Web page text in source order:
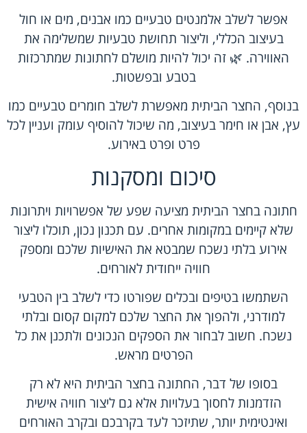
אפשר לשלב אלמנטים טבעיים כמו אבנים, מים או חול
בעיצוב הכללי, וליצור תחושת טבעיות שמשלימה את
האווירה. 🌿 זה יכול להיות מושלם לחתונות שמתרכזות
בטבע ובפשטות.
בנוסף, החצר הביתית מאפשרת לשלב חומרים טבעיים כמו
עץ, אבן או חימר בעיצוב, מה שיכול להוסיף עומק ועניין לכל
פרט ופרט באירוע.
סיכום ומסקנות
חתונה בחצר הביתית מציעה שפע של אפשרויות ויתרונות
שלא קיימים במקומות אחרים. עם תכנון נכון, תוכלו ליצור
אירוע בלתי נשכח שמבטא את האישיות שלכם ומספק
חוויה ייחודית לאורחים.
השתמשו בטיפים ובכלים שפורטו כדי לשלב בין הטבעי
למודרני, ולהפוך את החצר שלכם למקום קסום ובלתי
נשכח. חשוב לבחור את הספקים הנכונים ולתכנן את כל
הפרטים מראש.
בסופו של דבר, החתונה בחצר הביתית היא לא רק
הזדמנות לחסוך בעלויות אלא גם ליצור חוויה אישית
ואינטימית יותר, שתיזכר לעד בקרבכם ובקרב האורחים